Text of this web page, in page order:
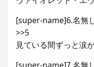
[super-name]6.名無
>>5
見ている間ずっと涙